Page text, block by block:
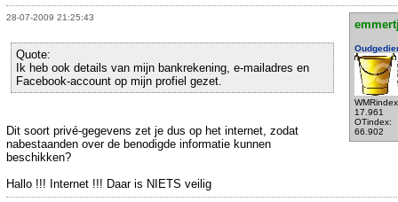
28-07-2009 21:25:43
17.961
OTindex:
66.902
Quote:
Ik heb ook details van mijn bankrekening, e-mailadres en
Facebook-account op mijn profiel gezet.
Dit soort privé-gegevens zet je dus op het internet, zodat
nabestaanden over de benodigde informatie kunnen
beschikken?
Hallo !!! Internet !!! Daar is NIETS veilig